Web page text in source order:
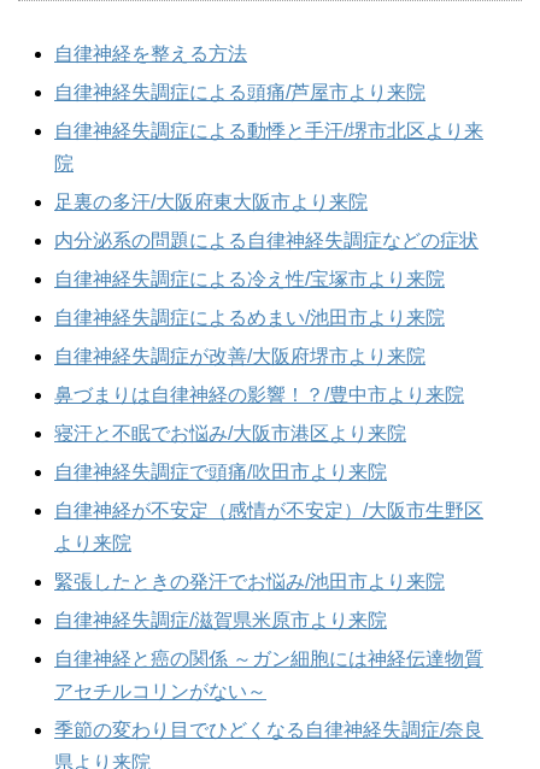
自律神経を整える方法
自律神経失調症による頭痛/芦屋市より来院
自律神経失調症による動悸と手汗/堺市北区より来
院
足裏の多汗/大阪府東大阪市より来院
内分泌系の問題による自律神経失調症などの症状
自律神経失調症による冷え性/宝塚市より来院
自律神経失調症によるめまい/池田市より来院
自律神経失調症が改善/大阪府堺市より来院
鼻づまりは自律神経の影響！？/豊中市より来院
寝汗と不眠でお悩み/大阪市港区より来院
自律神経失調症で頭痛/吹田市より来院
自律神経が不安定（感情が不安定）/大阪市生野区
より来院
緊張したときの発汗でお悩み/池田市より来院
自律神経失調症/滋賀県米原市より来院
自律神経と癌の関係 ～ガン細胞には神経伝達物質
アセチルコリンがない～
季節の変わり目でひどくなる自律神経失調症/奈良
県より来院